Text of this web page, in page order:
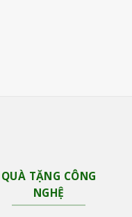
QUÀ TẶNG CÔNG
NGHỆ